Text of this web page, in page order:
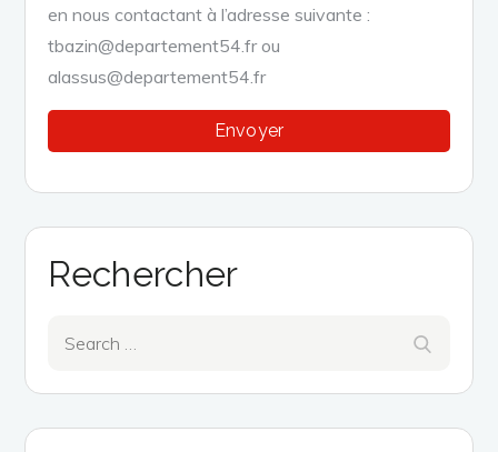
en nous contactant à l’adresse suivante :
tbazin@departement54.fr ou
alassus@departement54.fr
Rechercher